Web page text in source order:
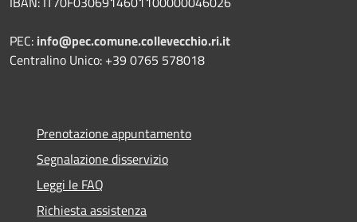
PEC: info@pec.comune.collevecchio.ri.it
Centralino Unico: +39 0765 578018
Prenotazione appuntamento
Segnalazione disservizio
Leggi le FAQ
Richiesta assistenza